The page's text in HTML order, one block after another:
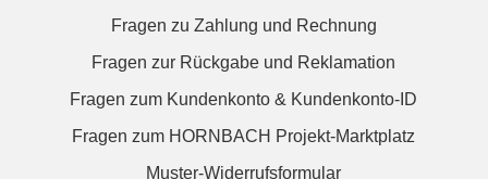
Fragen zu Zahlung und Rechnung
Fragen zur Rückgabe und Reklamation
Fragen zum Kundenkonto & Kundenkonto-ID
Fragen zum HORNBACH Projekt-Marktplatz
Muster-Widerrufsformular